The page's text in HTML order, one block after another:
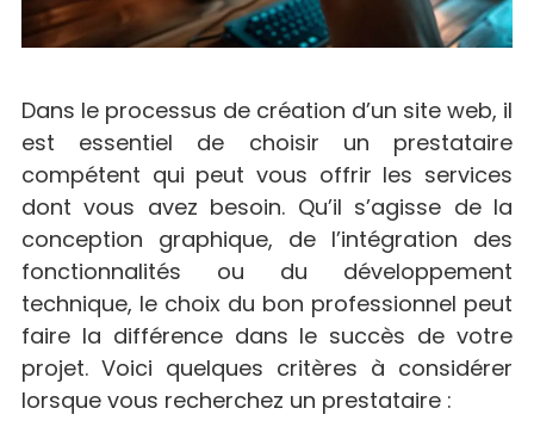
Dans le processus de création d’un site web, il
est essentiel de choisir un prestataire
compétent qui peut vous offrir les services
dont vous avez besoin. Qu’il s’agisse de la
conception graphique, de l’intégration des
fonctionnalités ou du développement
technique, le choix du bon professionnel peut
faire la différence dans le succès de votre
projet. Voici quelques critères à considérer
lorsque vous recherchez un prestataire :